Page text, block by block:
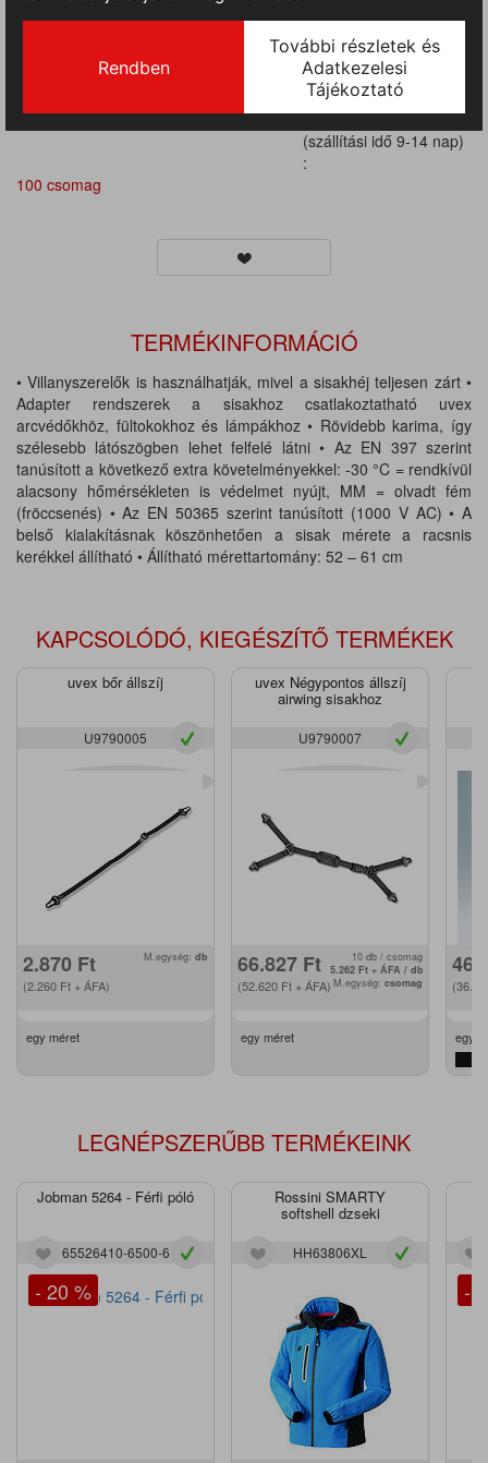
III.RAKTÁRON
(szállítási idő 9-14 nap)
100 csomag
III.RAKTÁRON
(szállítási idő 9-14 nap)
:
100 csomag
TERMÉKINFORMÁCIÓ
• Villanyszerelők is használhatják, mivel a sisakhéj teljesen zárt •
Adapter rendszerek a sisakhoz csatlakoztatható uvex
arcvédőkhöz, fültokokhoz és lámpákhoz • Rövidebb karima, így
szélesebb látószögben lehet felfelé látni • Az EN 397 szerint
tanúsított a következő extra követelményekkel: -30 °C = rendkívül
alacsony hőmérsékleten is védelmet nyújt, MM = olvadt fém
(fröccsenés) • Az EN 50365 szerint tanúsított (1000 V AC) • A
belső kialakításnak köszönhetően a sisak mérete a racsnis
kerékkel állítható • Állítható mérettartomány: 52 – 61 cm
KAPCSOLÓDÓ, KIEGÉSZÍTŐ TERMÉKEK
uvex bőr állszíj
U9790005
2.870 Ft
(2.260 Ft + ÁFA)
M.egység: db
egy méret
uvex Négypontos állszíj
airwing sisakhoz
U9790007
66.827 Ft
(52.620 Ft + ÁFA)
10 db / csomag
5.262 Ft + ÁFA / db
M.egység: csomag
egy méret egy
LEGNÉPSZERŰBB TERMÉKEINK
Jobman 5264 - Férfi póló
65526410-6500-6
- 20 %
Rossini SMARTY
softshell dzseki
HH63806XL
-